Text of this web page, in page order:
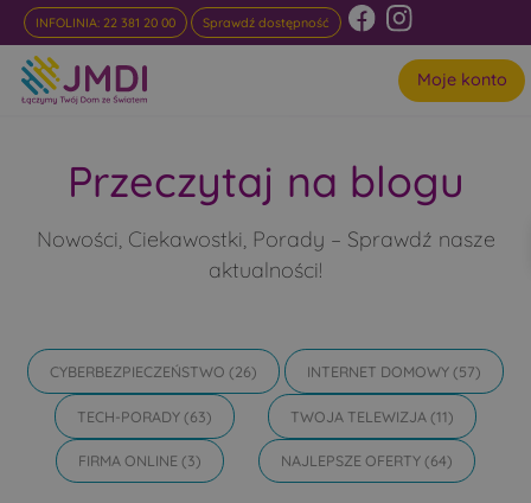
INFOLINIA: 22 381 20 00 Sprawdź dostępność
Moje konto
Przeczytaj na blogu
Nowości, Ciekawostki, Porady – Sprawdź nasze
aktualności!
CYBERBEZPIECZEŃSTWO (26) INTERNET DOMOWY(57)
TECH-PORADY(63) TWOJA TELEWIZJA(11)
FIRMA ONLINE(3) NAJLEPSZE OFERTY(64)